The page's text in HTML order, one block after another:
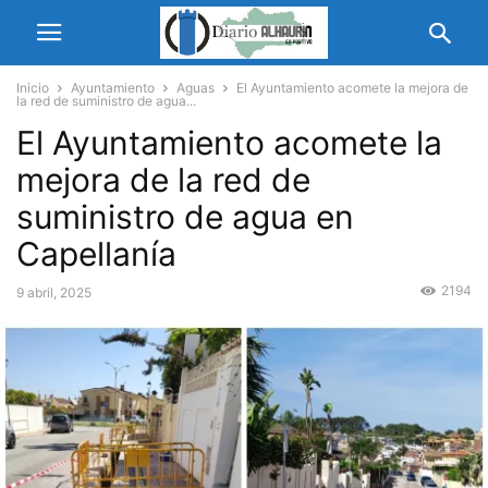
Inicio Ayuntamiento Aguas
El Ayuntamiento acomete la mejora de
la red de suministro de agua...
El Ayuntamiento acomete la
mejora de la red de
suministro de agua en
Capellanía
9 abril, 2025 2194